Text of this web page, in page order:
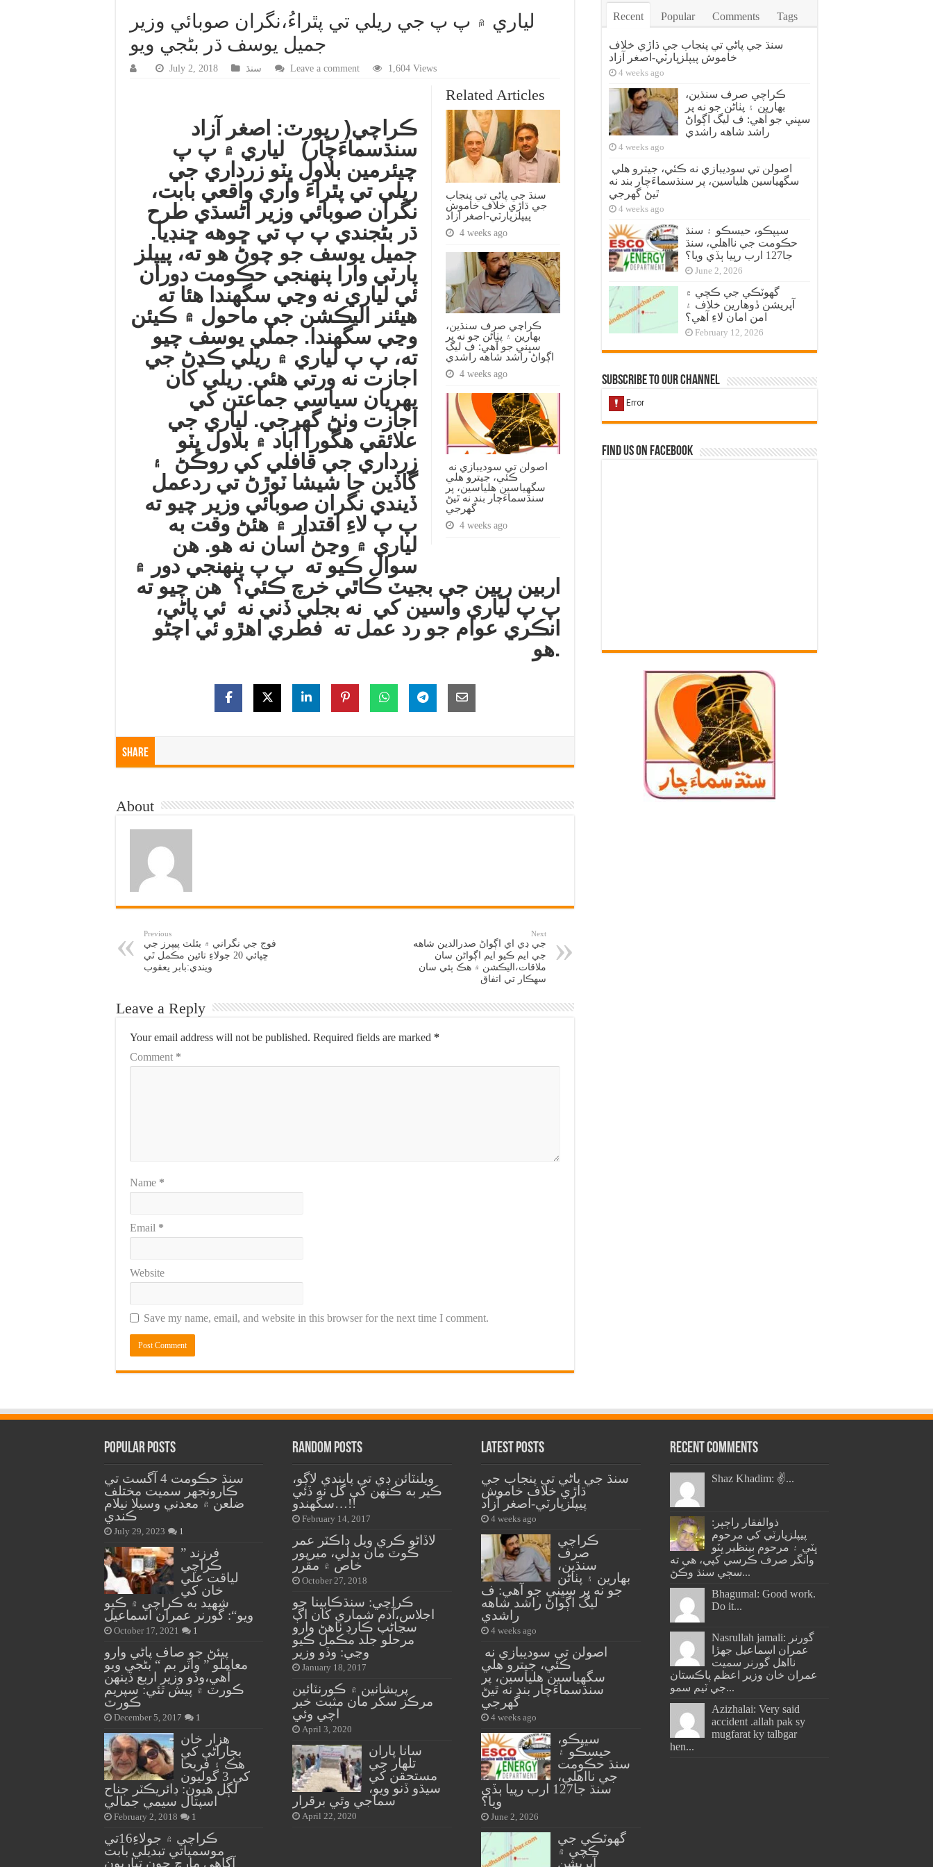
لياري ۾ پ پ جي ريلي تي پٿراءُ،نگران صوبائي وزير
جميل يوسف ڌر بڻجي ويو
July 2, 2018 سنڌ Leave a comment 1,604 Views
Related Articles
سنڌ جي پاڻي تي پنجاب
جي ڌاڙي خلاف خاموش
پيپلزپارٽي-اصغر آزاد
4 weeks ago
ڪراچي صرف سنڌين،
بهارين ۽ پٺاڻن جو نه پر
سڀني جو آهي: ف ليگ
اڳواڻ راشد شاهه راشدي
4 weeks ago
ڪئي، جيترو هلي
سگهياسين هلياسين، پر
سنڌسماءَچار بند نه ٿيڻ
گهرجي
4 weeks ago
ڪراچي( رپورٽ: اصغر آزاد
سنڌسماءَچار) لياري ۾ پ پ
چيئرمين بلاول ڀٽو زرداري جي
ريلي تي پٿراءَ واري واقعي بابت،
نگران صوبائي وزير اڻسڌي طرح
ڌر بڻجندي پ پ تي ڇوهه ڇنڊيا.
جميل يوسف جو چوڻ هو ته، پيپلز
پارٽي وارا پنهنجي حڪومت دوران
ئي لياري نه وڃي سگهندا هئا ته
هيئنر اليڪشن جي ماحول ۾ ڪيئن
وڃي سگهندا. جملي يوسف چيو
ته، پ پ لياري ۾ ريلي ڪڍڻ جي
اجازت نه ورتي هئي. ريلي کان
پهريان سياسي جماعتن کي
اجازت وٺڻ گهرجي. لياري جي
علائقي هڱورا آباد ۾ بلاول ڀٽو
زرداري جي قافلي کي روڪڻ ۽
گاڏين جا شيشا ٽوڙڻ تي ردعمل
ڏيندي نگران صوبائي وزير چيو ته
پ پ لاءِ اقتدار ۾ هئڻ وقت به
لياري ۾ وڃڻ آسان نه هو. هن
سوال ڪيو ته پ پ پنهنجي دور ۾
اربين رپين جي بجيٽ ڪاٿي خرچ ڪئي؟ هن چيو ته
پ پ لياري واسين کي نه بجلي ڏني نه ئي پاڻي،
انڪري عوام جو رد عمل ته فطري اهڙو ئي اچڻو
هو.
Share
About
Previous
فوج جي نگراني ۾ بئلٽ پيپرز جي
ڇپائي 20 جولاءِ تائين مڪمل ٿي
ويندي:بابر يعقوب
Next
جي ڊي اي اڳواڻ صدرالدين شاهه
جي ايم ڪيو ايم اڳواڻن سان
ملاقات،اليڪشن ۾ هڪ ٻئي سان
سهڪار تي اتفاق
Leave a Reply
Your email address will not be published. Required fields are marked *
Comment *
Name *
Email *
Website
Save my name, email, and website in this browser for the next time I comment.
Recent Popular Comments Tags
سنڌ جي پاڻي تي پنجاب جي ڌاڙي خلاف
خاموش پيپلزپارٽي-اصغر آزاد
4 weeks ago
ڪراچي صرف سنڌين،
بهارين ۽ پٺاڻن جو نه پر
سڀني جو آهي: ف ليگ اڳواڻ
راشد شاهه راشدي
4 weeks ago
سگهياسين هلياسين، پر سنڌسماءَچار بند نه
ٿيڻ گهرجي
4 weeks ago
سيپڪو، حيسڪو ۽ سنڌ
حڪومت جي نااهلي، سنڌ
جا127 ارب رپيا ٻڏي ويا؟
June 2, 2026
گهوٽڪي جي ڪچي ۾
آپريشن ڏوهارين خلاف ۽
امن امان لاءِ آهي؟
February 12, 2026
Subscribe to our Channel
Find us on Facebook
Popular Posts
سنڌ حڪومت 4 آگسٽ تي
ڪارونجهر سميت مختلف
ضلعن ۾ معدني وسيلا نيلام
ڪندي
July 29, 2023 1
” فرزند
ڪراچي
لياقت علي
خان کي
شهيد به ڪراچي ۾ ڪيو
ويو“: گورنر عمران اسماعيل
October 17, 2021 1
پيئڻ جو صاف پاڻي وارو
معاملو ” واٽر بم “ بڻجي ويو
آهي،وڏو وزير اربع ڏينهن
ڪورٽ ۾ پيش ٿئي: سپريم
ڪورٽ
December 5, 2017 1
هزار خان
بجاراڻي کي
هڪ ۽ فريحا
کي 3 گوليون
لڳل هيون: ڊائريڪٽر جناح
اسپتال سيمي جمالي
February 2, 2018 1
ڪراچي ۾ جولاءِ16تي
موسمياتي تبديلي بابت
آگاهي مارچ جون تياريون
Random Posts
ويلنٽائن ڊي تي پابندي لاڳو،
ڪير به ڪنهن کي گل نه ڏئي
سگهندو…!!
February 14, 2017
لاڏاڻو ڪري ويل ڊاڪٽر عمر
ڪوٽ مان بدلي، ميرپور
خاص ۾ مقرر
October 27, 2018
ڪراچي: سنڌڪابينا جو
اجلاس،آدم شماري کان اڳ
سڃاڻپ ڪارڊ ٺاهڻ وارو
مرحلو جلد مڪمل ڪيو
وڃي: وڏو وزير
January 18, 2017
پريشانين ۾ ڪورنٽائين
مرڪز سکر مان مثبت خبر
اچي وئي
April 3, 2020
سانا پاران
تلهار جي
مستحقن کي
سيڌو ڏنو ويو،
سماجي وٿي برقرار
April 22, 2020
Latest Posts
سنڌ جي پاڻي تي پنجاب جي
ڌاڙي خلاف خاموش
پيپلزپارٽي-اصغر آزاد
4 weeks ago
ڪراچي
صرف
سنڌين،
بهارين ۽ پٺاڻن
جو نه پر سڀني جو آهي: ف
ليگ اڳواڻ راشد شاهه
راشدي
4 weeks ago
ڪئي، جيترو هلي
سگهياسين هلياسين، پر
سنڌسماءَچار بند نه ٿيڻ
گهرجي
4 weeks ago
سيپڪو،
حيسڪو ۽
سنڌ حڪومت
جي نااهلي،
سنڌ جا127 ارب رپيا ٻڏي
ويا؟
June 2, 2026
گهوٽڪي جي
ڪچي ۾
آپريشن
Recent Comments
Shaz Khadim: ✌️...
ذوالفقار راڄپر:
پيپلزپارٽي کي مرحوم
ڀٽي ۽ مرحوم بينظير ڀٽو
وانگر صرف ڪرسي کپي، هي ته
سڄي سنڌ وڪڻ...
Bhagumal: Good work.
Do it...
Nasrullah jamali: گورنر
عمران اسماعيل جھڙا
نااهل گورنر سميت
عمران خان وزير اعظم پاڪستان
جي ٽيم سمو...
Azizhalai: Very said
accident .allah pak sy
mugfarat ky talbgar
hen...